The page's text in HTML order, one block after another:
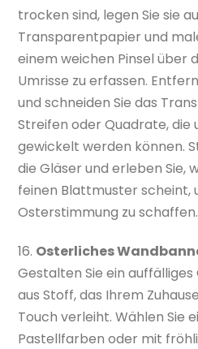
trocken sind, legen Sie sie
Transparentpapier und
einem weichen Pinsel über
Umrisse zu erfassen.
und schneiden Sie das
Streifen oder Quadrate, die
gewickelt werden können.
die Gläser und erleben Sie,
feinen Blattmuster scheint,
Osterstimmung zu schaffen.
16. Osterliches
Gestalten Sie ein
aus Stoff, das Ihrem
Touch verleiht. Wählen Sie
Pastellfarben oder mit